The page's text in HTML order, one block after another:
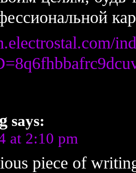
says:
at 2:10 pm
piece of